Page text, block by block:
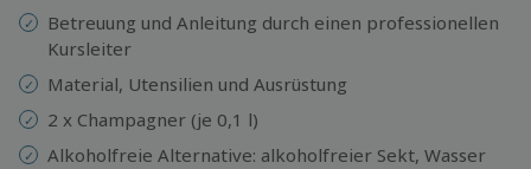
Betreuung und Anleitung durch einen professionellen
Kursleiter
Material, Utensilien und Ausrüstung
2 x Champagner (je 0,1 l)
Alkoholfreie Alternative: alkoholfreier Sekt, Wasser